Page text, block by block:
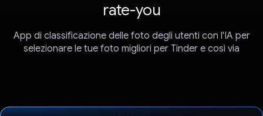
rate-you
App di classificazione delle foto degli utenti con l'IA per
selezionare le tue foto migliori per Tinder e così via